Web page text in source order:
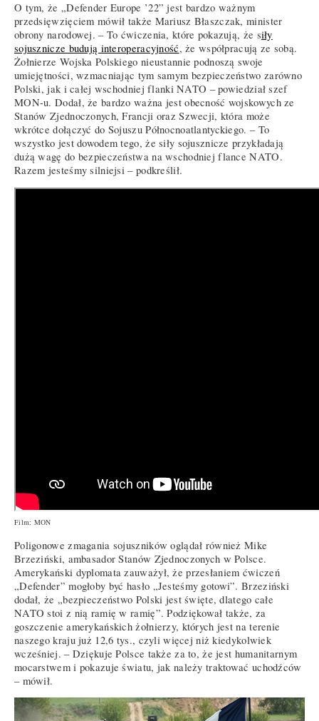
O tym, że „Defender Europe ’22” jest bardzo ważnym
przedsięwzięciem mówił także Mariusz Błaszczak, minister
obrony narodowej. – To ćwiczenia, które pokazują, że siły
sojusznicze budują interoperacyjność, że współpracują ze sobą.
Żołnierze Wojska Polskiego nieustannie podnoszą swoje
umiejętności, wzmacniając tym samym bezpieczeństwo zarówno
Polski, jak i całej wschodniej flanki NATO – powiedział szef
MON-u. Dodał, że bardzo ważna jest obecność wojskowych ze
Stanów Zjednoczonych, Francji oraz Szwecji, która może
wkrótce dołączyć do Sojuszu Północnoatlantyckiego. – To
wszystko jest dowodem tego, że siły sojusznicze przykładają
dużą wagę do bezpieczeństwa na wschodniej flance NATO.
Razem jesteśmy silniejsi – podkreślił.
Film: MON
Poligonowe zmagania sojuszników oglądał również Mike
Brzeziński, ambasador Stanów Zjednoczonych w Polsce.
Amerykański dyplomata zauważył, że przesłaniem ćwiczeń
„Defender” mogłoby być hasło „Jesteśmy gotowi”. Brzeziński
dodał, że „bezpieczeństwo Polski jest święte, dlatego całe
NATO stoi z nią ramię w ramię”. Podziękował także, za
goszczenie amerykańskich żołnierzy, których jest na terenie
naszego kraju już 12,6 tys., czyli więcej niż kiedykolwiek
wcześniej. – Dziękuje Polsce także za to, że jest humanitarnym
mocarstwem i pokazuje światu, jak należy traktować uchodźców
– mówił.